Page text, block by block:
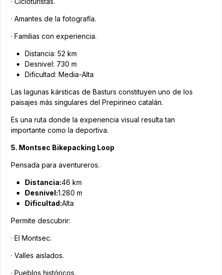
· Amantes de la fotografía.
· Familias con experiencia.
Distancia: 52 km
Desnivel: 730 m
Dificultad: Media-Alta
Las lagunas kársticas de Basturs constituyen uno de los
paisajes más singulares del Prepirineo catalán.
Es una ruta donde la experiencia visual resulta tan
importante como la deportiva.
5. Montsec Bikepacking Loop
Pensada para aventureros.
Distancia:46 km
Desnivel:1.280 m
Dificultad:Alta
Permite descubrir:
· El Montsec.
· Valles aislados.
· Pueblos históricos.